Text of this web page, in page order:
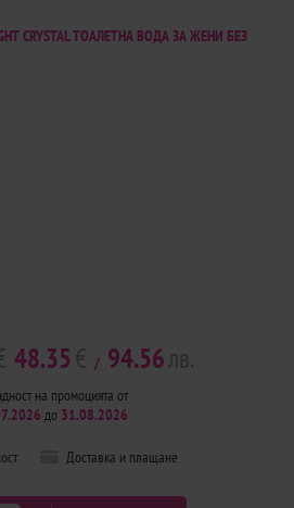
CRYSTAL ТОАЛЕТНА ВОДА ЗА ЖЕНИ БЕЗ
48.35 / 94.56
на промоцията от
до 31.08.2026
Доставка и плащане